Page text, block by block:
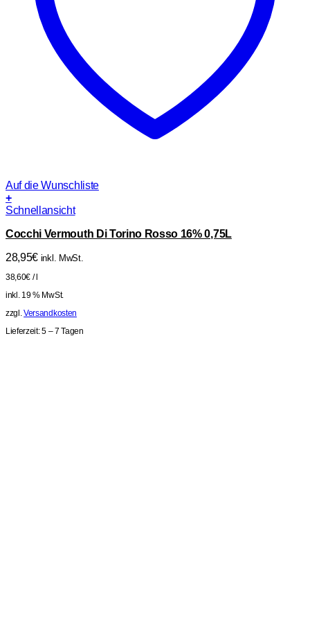
Auf die Wunschliste
+
Schnellansicht
Cocchi Vermouth Di Torino Rosso 16% 0,75L
28,95€ inkl. MwSt.
38,60€ /
inkl. 19 % MwSt.
zzgl.Versandkosten
Lieferzeit:5 – 7 Tagen